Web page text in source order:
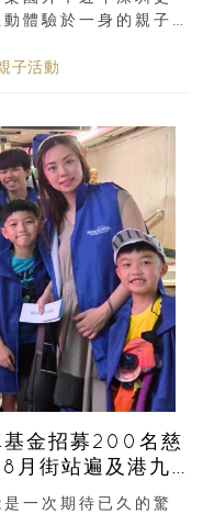
體驗於一身的親子
子活動
基金招募200名慈
月街站遍及港九
一次期待已久的驚